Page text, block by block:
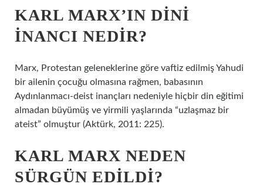
KARL MARX’IN DINI
INANCI NEDIR?
Marx, Protestan geleneklerine göre vaftiz edilmiş Yahudi
bir ailenin çocuğu olmasına rağmen, babasının
Aydınlanmacı-deist inançları nedeniyle hiçbir din eğitimi
almadan büyümüş ve yirmili yaşlarında “uzlaşmaz bir
ateist” olmuştur (Aktürk, 2011: 225).
KARL MARX NEDEN
SÜRGÜN EDILDI?